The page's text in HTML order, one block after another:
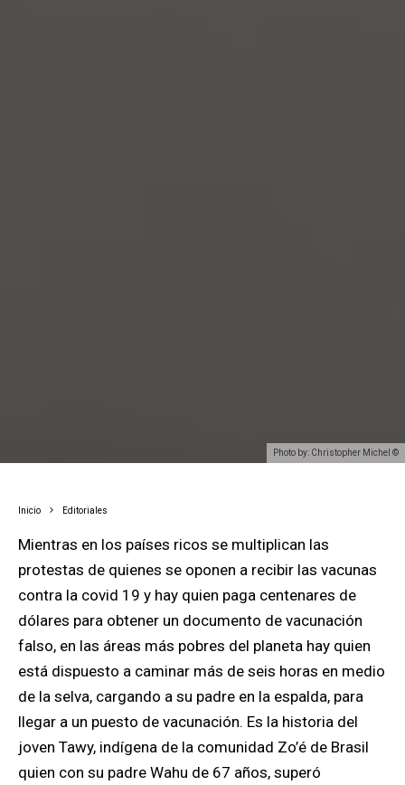
Photo by: Christopher Michel ©
Inicio Editoriales
Mientras en los países ricos se multiplican las
protestas de quienes se oponen a recibir las vacunas
contra la covid 19 y hay quien paga centenares de
dólares para obtener un documento de vacunación
falso, en las áreas más pobres del planeta hay quien
está dispuesto a caminar más de seis horas en medio
de la selva, cargando a su padre en la espalda, para
llegar a un puesto de vacunación. Es la historia del
joven Tawy, indígena de la comunidad Zo’é de Brasil
quien con su padre Wahu de 67 años, superó